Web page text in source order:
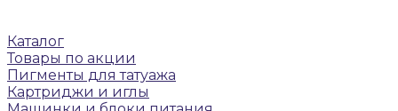
Каталог
Товары по акции
Пигменты для татуажа
Картриджи и иглы